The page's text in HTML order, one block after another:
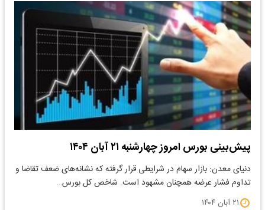
پیش‌بینی بورس امروز چهارشنبه ۲۱ آبان ۱۴۰۴
دنیای معدن: بازار سهام در شرایطی قرار گرفته که نشانه‌های ضعف تقاضا و
تداوم فشار عرضه همچنان مشهود است. شاخص کل بورس…
۲۱ آبان ۱۴۰۴